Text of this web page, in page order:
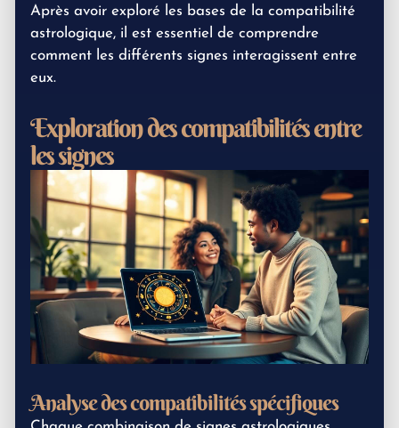
Après avoir exploré les bases de la compatibilité
astrologique, il est essentiel de comprendre
comment les différents signes interagissent entre
eux.
Exploration des compatibilités entre
les signes
Analyse des compatibilités spécifiques